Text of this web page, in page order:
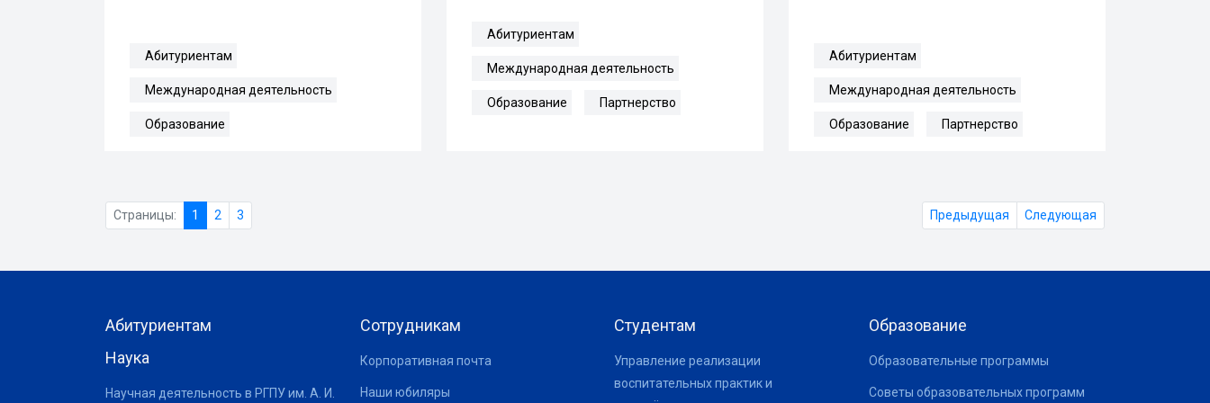
Абитуриентам
Международная деятельность
Образование
Абитуриентам
Международная деятельность
Образование Партнерство
Абитуриентам
Международная деятельность
Образование Партнерство
Страницы: 1 2 3 Предыдущая Следующая
Абитуриентам
Наука
Научная деятельность в РГПУ им. А. И.
Сотрудникам
Корпоративная почта
Наши юбиляры
Студентам
Управление реализации
воспитательных практик и
Образование
Образовательные программы
Советы образовательных программ